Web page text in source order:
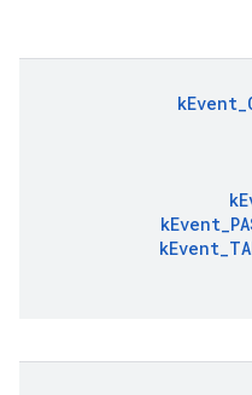
kEvent_
k
kEvent_
kEvent_